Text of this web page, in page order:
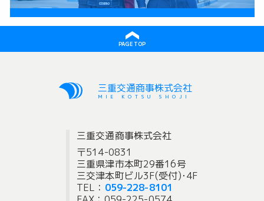
PAGE TOP
三重交通商事株式会社
MIE KOTSU SHOJI
三重交通商事株式会社
〒514-0831
三重県津市本町29番16号
三交津本町ビル3F(受付)･4F
TEL： 059-228-8101